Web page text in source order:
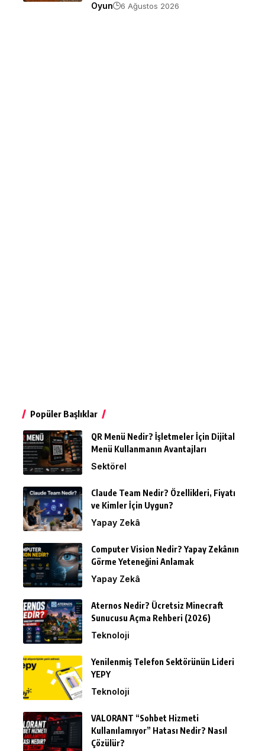
Oyun
6 Ağustos 2026
Popüler Başlıklar
QR Menü Nedir? İşletmeler İçin Dijital
Menü Kullanmanın Avantajları
Sektörel
Claude Team Nedir? Özellikleri, Fiyatı
ve Kimler İçin Uygun?
Yapay Zekâ
Computer Vision Nedir? Yapay Zekânın
Görme Yeteneğini Anlamak
Yapay Zekâ
Aternos Nedir? Ücretsiz Minecraft
Sunucusu Açma Rehberi (2026)
Teknoloji
Yenilenmiş Telefon Sektörünün Lideri
YEPY
Teknoloji
VALORANT “Sohbet Hizmeti
Kullanılamıyor” Hatası Nedir? Nasıl
Çözülür?